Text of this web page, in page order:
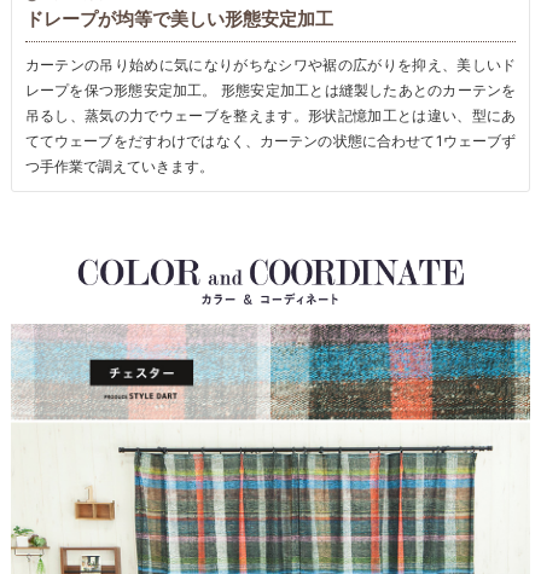
ドレープが均等で美しい形態安定加工
カーテンの吊り始めに気になりがちなシワや裾の広がりを抑え、美しいド
レープを保つ形態安定加工。 形態安定加工とは縫製したあとのカーテンを
吊るし、蒸気の力でウェーブを整えます。形状記憶加工とは違い、型にあ
ててウェーブをだすわけではなく、カーテンの状態に合わせて1ウェーブず
つ手作業で調えていきます。